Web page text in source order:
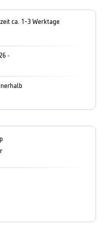
ca. 1-3 Werktage
-